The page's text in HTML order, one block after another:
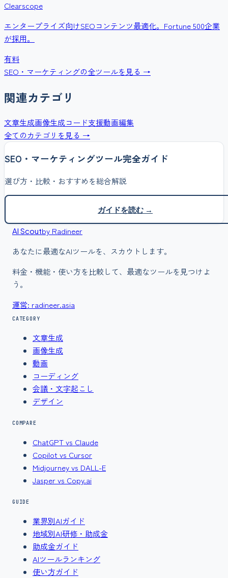
Clearscope
エンタープライズ向けSEOコンテンツ最適化。Fortune 500企業
が採用。
有料
SEO・マーケティングの全ツールを見る →
関連カテゴリ
文章生成画像生成コード支援動画編集
全てのカテゴリを見る →
SEO・マーケティングツール完全ガイド
選び方・比較・おすすめを総合解説
ガイドを読む →
AI Scoutby Radineer
あなたに最適なAIツールを、スカウトします。
料金・機能・使い方を比較して、最適なツールを見つけよ
う。
運営: radineer.asia
CATEGORY
文章生成
画像生成
動画
コーディング
会議・文字起こし
デザイン
COMPARE
ChatGPT vs Claude
Copilot vs Cursor
Midjourney vs DALL-E
Jasper vs Copy.ai
GUIDE
業界別AIガイド
地域別AI研修・助成金
助成金ガイド
AIツールランキング
使い方ガイド